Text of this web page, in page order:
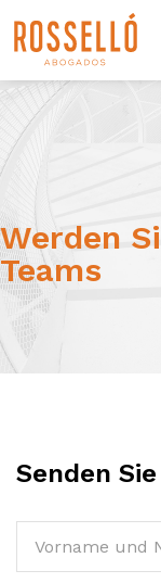
Werden
Teams
Senden